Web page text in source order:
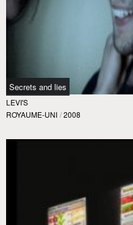
Secrets and lies
LEVI'S
ROYAUME-UNI / 2008